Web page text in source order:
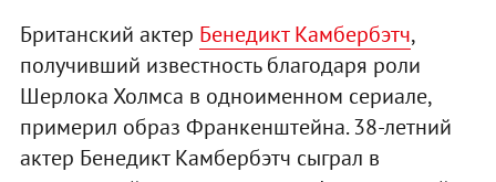
Британский актер Бенедикт Камбербэтч,
получивший известность благодаря роли
Шерлока Холмса в одноименном сериале,
примерил образ Франкенштейна. 38-летний
актер Бенедикт Камбербэтч сыграл в